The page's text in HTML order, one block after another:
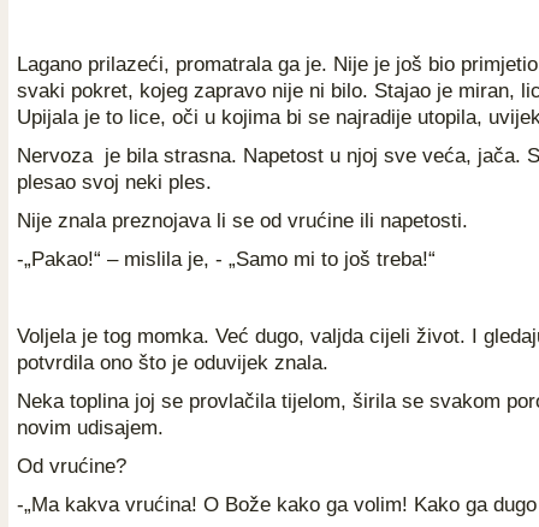
Lagano prilazeći, promatrala ga je. Nije je još bio
svaki pokret, kojeg zapravo nije ni bilo. Stajao je miran,
Upijala je to lice, oči u kojima bi se najradije utopila,
Nervoza je bila strasna. Napetost u njoj sve veća, jača.
plesao svoj neki ples.
Nije znala preznojava li se od vrućine ili napetosti.
-„Pakao!“ – mislila je, - „Samo mi to još treba!“
Voljela je tog momka. Već dugo, valjda cijeli život. I
potvrdila ono što je oduvijek znala.
Neka toplina joj se provlačila tijelom, širila se svakom
novim udisajem.
Od vrućine?
-„Ma kakva vrućina! O Bože kako ga volim! Kako ga